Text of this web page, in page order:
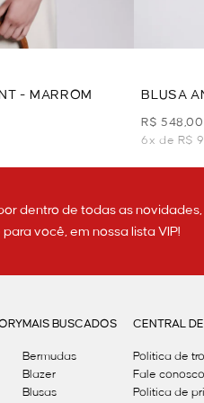
- MARROM BLUSA
R$ 548,00
6x de R$
dentro de todas as
você, em nossa lista VIP!
MAIS BUSCADOS
Bermudas
Blazer
Blusas
CENTRAL
Política de
Fale conosco
Politica de